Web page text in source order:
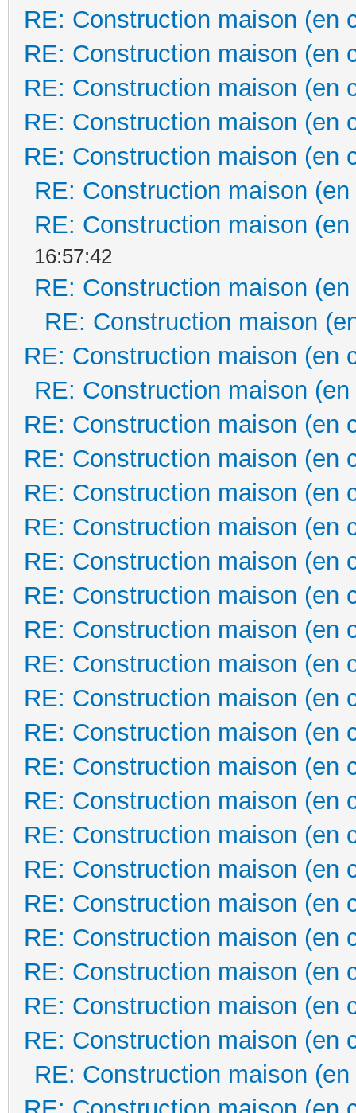
RE: Construction maison (en
RE: Construction maison (en
RE: Construction maison (en
RE: Construction maison (en
RE: Construction maison (en
RE: Construction maison
RE: Construction maison
16:57:42
RE: Construction maison
RE: Construction maison
RE: Construction maison (en
RE: Construction maison
RE: Construction maison (en
RE: Construction maison (en
RE: Construction maison (en
RE: Construction maison (en
RE: Construction maison (en
RE: Construction maison (en
RE: Construction maison (en
RE: Construction maison (en
RE: Construction maison (en
RE: Construction maison (en
RE: Construction maison (en
RE: Construction maison (en
RE: Construction maison (en
RE: Construction maison (en
RE: Construction maison (en
RE: Construction maison (en
RE: Construction maison (en
RE: Construction maison (en
RE: Construction maison (en
RE: Construction maison